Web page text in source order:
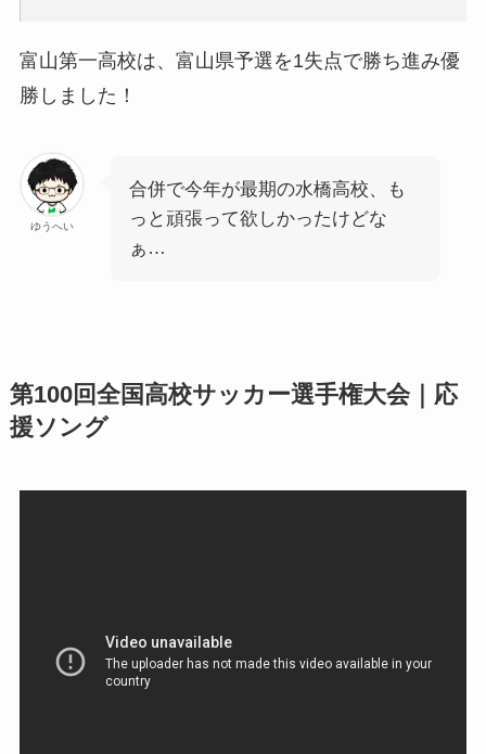
富山第一高校は、富山県予選を1失点で勝ち進み優
勝しました！
ゆうへい
合併で今年が最期の水橋高校、も
っと頑張って欲しかったけどな
ぁ…
第100回全国高校サッカー選手権大会｜応
援ソング